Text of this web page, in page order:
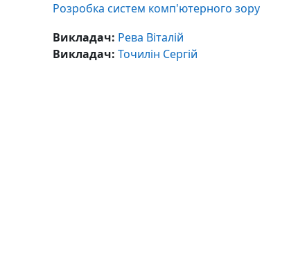
Розробка систем комп'ютерного зору
Викладач: Рева Віталій
Викладач: Точилін Сергій